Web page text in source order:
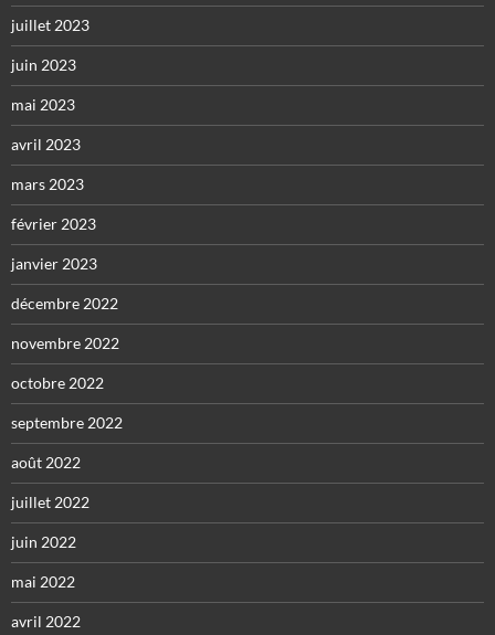
juillet 2023
juin 2023
mai 2023
avril 2023
mars 2023
février 2023
janvier 2023
décembre 2022
novembre 2022
octobre 2022
septembre 2022
août 2022
juillet 2022
juin 2022
mai 2022
avril 2022